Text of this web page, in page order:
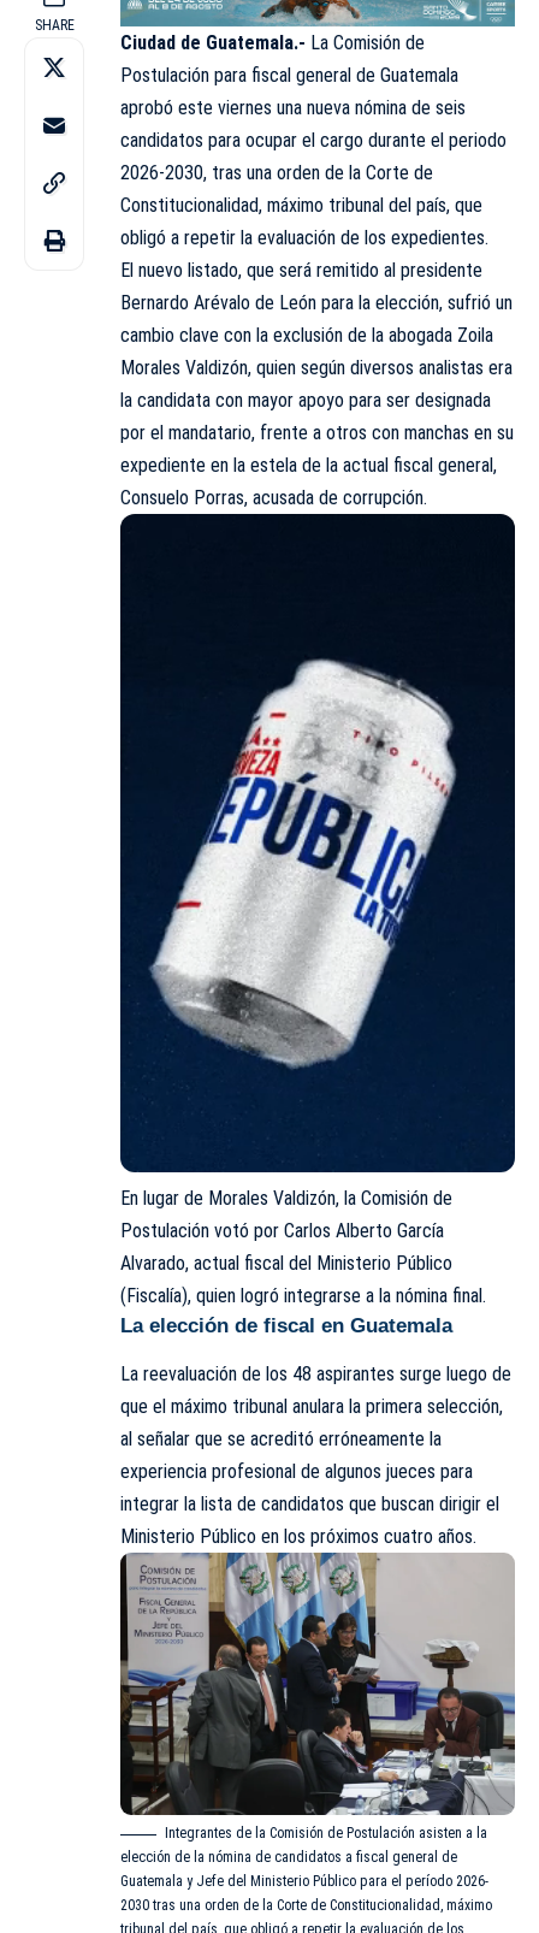
SHARE
Ciudad de Guatemala.- La Comisión de
Postulación para fiscal general de Guatemala
aprobó este viernes una nueva nómina de seis
candidatos para ocupar el cargo durante el periodo
2026-2030, tras una orden de la Corte de
Constitucionalidad, máximo tribunal del país, que
obligó a repetir la evaluación de los expedientes.
El nuevo listado, que será remitido al presidente
Bernardo Arévalo de León para la elección, sufrió un
cambio clave con la exclusión de la abogada Zoila
Morales Valdizón, quien según diversos analistas era
la candidata con mayor apoyo para ser designada
por el mandatario, frente a otros con manchas en su
expediente en la estela de la actual fiscal general,
Consuelo Porras, acusada de corrupción.
En lugar de Morales Valdizón, la Comisión de
Postulación votó por Carlos Alberto García
Alvarado, actual fiscal del Ministerio Público
(Fiscalía), quien logró integrarse a la nómina final.
La elección de fiscal en Guatemala
La reevaluación de los 48 aspirantes surge luego de
que el máximo tribunal anulara la primera selección,
al señalar que se acreditó erróneamente la
experiencia profesional de algunos jueces para
integrar la lista de candidatos que buscan dirigir el
Ministerio Público en los próximos cuatro años.
Integrantes de la Comisión de Postulación asisten a la
elección de la nómina de candidatos a fiscal general de
Guatemala y Jefe del Ministerio Público para el período 2026-
2030 tras una orden de la Corte de Constitucionalidad, máximo